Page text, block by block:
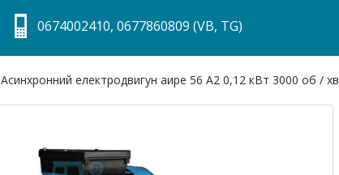
0674002410, 0677860809 (VB, TG)
Асинхронний електродвигун аире 56 A2 0,12 кВт 3000 об / хв